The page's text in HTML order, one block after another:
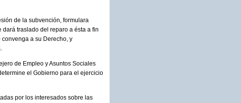
de la subvención, formulara
traslado del reparo a ésta a fin
a su Derecho, y
de Empleo y Asuntos Sociales
el Gobierno para el ejercicio
por los interesados sobre las